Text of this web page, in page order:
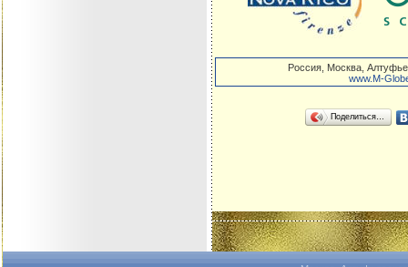
Россия Москва
www.M-
Поделиться…